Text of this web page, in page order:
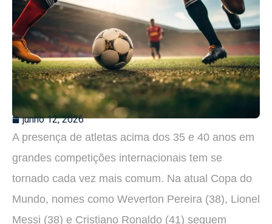
junho 12, 2026
A presença de atletas acima dos 35 e 40 anos em
grandes competições internacionais tem se
tornado cada vez mais comum. Na atual Copa do
Mundo, nomes como Weverton Pereira (38), Lionel
Messi (38) e Cristiano Ronaldo (41) seguem